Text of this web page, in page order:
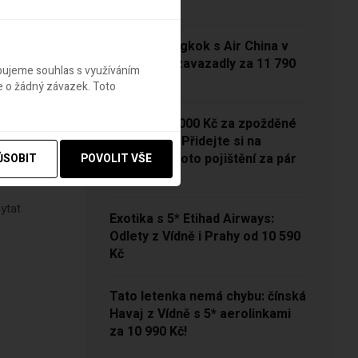
Vídeň – Bangkok s Air China v
sezóně se zavazadly za 11 790
Kč!
NOVINKA: 5000 Kč za zpožděné
zavazadlo? Přidejte si na
Pelikánovi toto pojištění za pár
korun
Exotika s 5* Etihad Airways:
Odlety z Vídně i Prahy od 10 590
Kč
Tato letenka nemá chybu: čínská
Havaj z Vídně s 5* aerolinkami
za 10 990 Kč!
souhlas s využíváním
žádný závazek. Toto
POVOLIT VŠE